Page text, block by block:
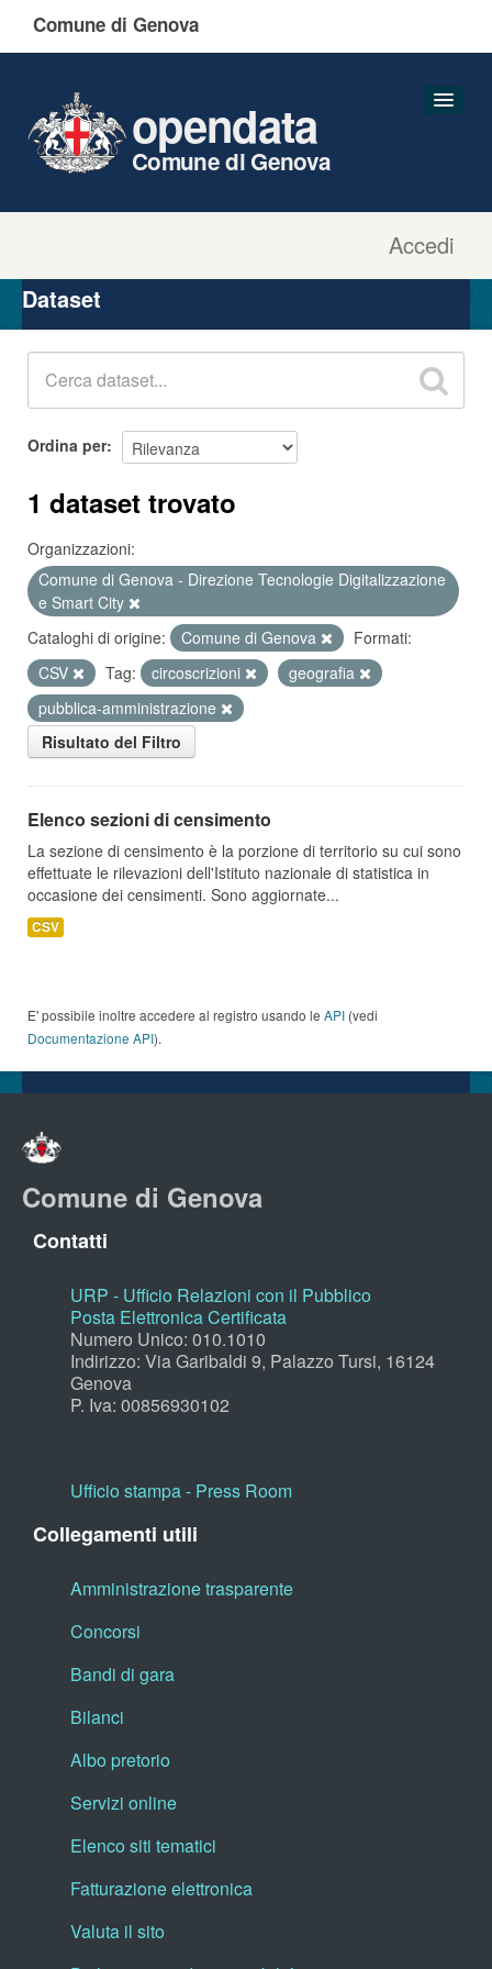
Comune di Genova
Accedi
opendata
Comune di Genova
Organizzazioni
Gruppi
Dataset
Ordina per
1 dataset trovato
Organizzazioni:
Comune di Genova - Direzione Tecnologie Digitalizzazione
e Smart City
Cataloghi di origine:
Comune di Genova
Formati:
CSV
Tag: circoscrizioni
geografia
pubblica-amministrazione
Risultato del Filtro
Elenco sezioni di censimento
La sezione di censimento è la porzione di territorio su cui sono
effettuate le rilevazioni dell'Istituto nazionale di statistica in
occasione dei censimenti. Sono aggiornate...
CSV
E' possibile inoltre accedere al registro usando le API (vedi
Documentazione API).
Comune di Genova
Contatti
URP - Ufficio Relazioni con il Pubblico
Posta Elettronica Certificata
Numero Unico: 010.1010
Indirizzo: Via Garibaldi 9, Palazzo Tursi, 16124
Genova
P. Iva: 00856930102
Ufficio stampa - Press Room
Collegamenti utili
Amministrazione trasparente
Concorsi
Bandi di gara
Bilanci
Albo pretorio
Servizi online
Elenco siti tematici
Fatturazione elettronica
Valuta il sito